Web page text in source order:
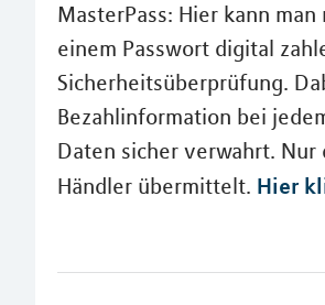
MasterPass: Hier kann
einem Passwort digital
Sicherheitsüberprüfung.
Bezahlinformation bei
Daten sicher verwahrt.
Händler übermittelt. Hier